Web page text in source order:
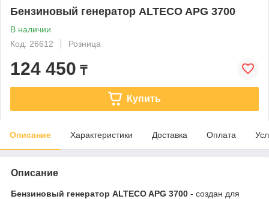
Бензиновый генератор ALTECO APG 3700
В наличии
Код: 26612
Розница
124 450 ₸
Купить
Описание Характеристики Доставка Оплата
Описание
Бензиновый генератор ALTECO APG 3700 - создан для